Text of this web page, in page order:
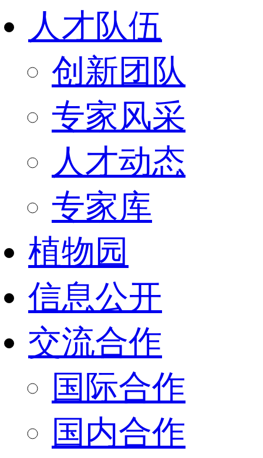
人才队伍
创新团队
专家风采
人才动态
专家库
植物园
信息公开
交流合作
国际合作
国内合作